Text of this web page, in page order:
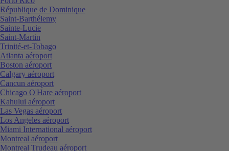
République de Dominique
Saint-Barthélemy
Sainte-Lucie
Saint-Martin
Trinité-et-Tobago
Atlanta aéroport
Boston aéroport
Calgary aéroport
Cancun aéroport
Chicago O'Hare aéroport
Kahului aéroport
Las Vegas aéroport
Los Angeles aéroport
Miami International aéroport
Montreal aéroport
Montreal Trudeau aéroport